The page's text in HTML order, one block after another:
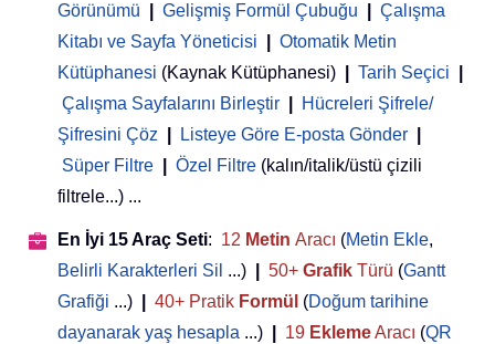
Görünümü
Gelişmiş Formül Çubuğu
Çalışma
Kitabı ve Sayfa Yöneticisi
Otomatik Metin
Kütüphanesi (Kaynak Kütüphanesi) Tarih Seçici
Çalışma Sayfalarını Birleştir
Hücreleri Şifrele/
Şifresini Çöz
Listeye Göre E-posta Gönder
Süper Filtre
Özel Filtre (kalın/italik/üstü çizili
filtrele...) ...
En İyi 15 Araç Seti: 12 Metin Aracı (Metin Ekle,
Belirli Karakterleri Sil ...) 50+ Grafik Türü (Gantt
Grafiği ...) 40+ Pratik Formül (Doğum tarihine
dayanarak yaş hesapla ...) 19 EklemeAracı (QR